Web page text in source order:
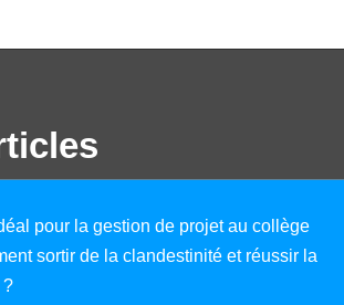
pour la gestion de projet au collège
sortir de la clandestinité et réussir la
?